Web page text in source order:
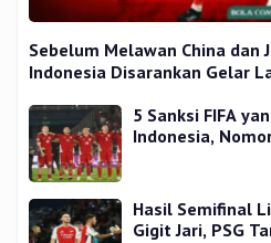
Sebelum Melawan China dan
Indonesia Disarankan Gelar
5 Sanksi FIFA
Indonesia,
Hasil Semifinal
Gigit Jari, PSG